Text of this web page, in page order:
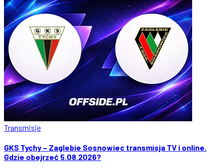
Transmisje
GKS Tychy – Zaglebie Sosnowiec transmisja TV i online.
Gdzie obejrzeć 5.08.2026?